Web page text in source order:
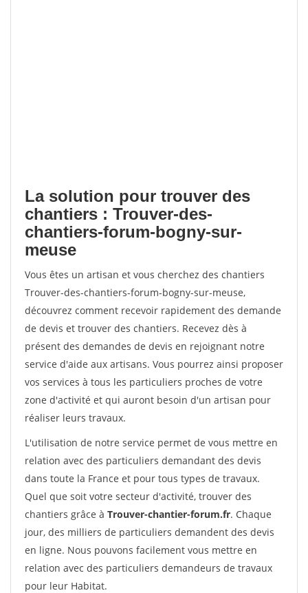
La solution pour trouver des
chantiers : Trouver-des-
chantiers-forum-bogny-sur-
meuse
Vous êtes un artisan et vous cherchez des chantiers
Trouver-des-chantiers-forum-bogny-sur-meuse,
découvrez comment recevoir rapidement des demande
de devis et trouver des chantiers. Recevez dès à
présent des demandes de devis en rejoignant notre
service d'aide aux artisans. Vous pourrez ainsi proposer
vos services à tous les particuliers proches de votre
zone d'activité et qui auront besoin d'un artisan pour
réaliser leurs travaux.
L'utilisation de notre service permet de vous mettre en
relation avec des particuliers demandant des devis
dans toute la France et pour tous types de travaux.
Quel que soit votre secteur d'activité, trouver des
chantiers grâce à Trouver-chantier-forum.fr. Chaque
jour, des milliers de particuliers demandent des devis
en ligne. Nous pouvons facilement vous mettre en
relation avec des particuliers demandeurs de travaux
pour leur Habitat.